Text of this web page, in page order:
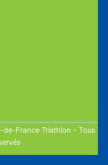
France Triathlon - Tous